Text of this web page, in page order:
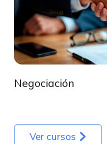
Negociación
Ver cursos